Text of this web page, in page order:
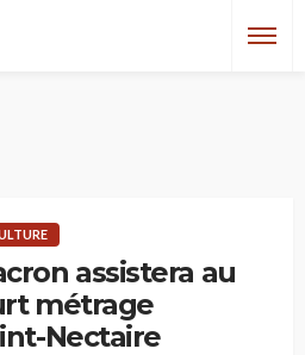
assistera au
métrage
Nectaire